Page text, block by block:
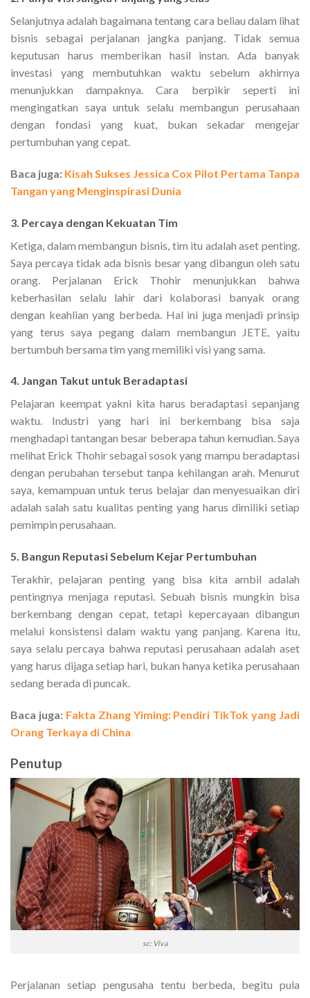
Selanjutnya adalah bagaimana tentang cara beliau dalam lihat
bisnis sebagai perjalanan jangka panjang. Tidak semua
keputusan harus memberikan hasil instan. Ada banyak
investasi yang membutuhkan waktu sebelum akhirnya
menunjukkan dampaknya. Cara berpikir seperti ini
mengingatkan saya untuk selalu membangun perusahaan
dengan fondasi yang kuat, bukan sekadar mengejar
pertumbuhan yang cepat.
Baca juga: Kisah Sukses Jessica Cox Pilot Pertama Tanpa
Tangan yang Menginspirasi Dunia
3. Percaya dengan Kekuatan Tim
Ketiga, dalam membangun bisnis, tim itu adalah aset penting.
Saya percaya tidak ada bisnis besar yang dibangun oleh satu
orang. Perjalanan Erick Thohir menunjukkan bahwa
keberhasilan selalu lahir dari kolaborasi banyak orang
dengan keahlian yang berbeda. Hal ini juga menjadi prinsip
yang terus saya pegang dalam membangun JETE, yaitu
bertumbuh bersama tim yang memiliki visi yang sama.
4. Jangan Takut untuk Beradaptasi
Pelajaran keempat yakni kita harus beradaptasi sepanjang
waktu. Industri yang hari ini berkembang bisa saja
menghadapi tantangan besar beberapa tahun kemudian. Saya
melihat Erick Thohir sebagai sosok yang mampu beradaptasi
dengan perubahan tersebut tanpa kehilangan arah. Menurut
saya, kemampuan untuk terus belajar dan menyesuaikan diri
adalah salah satu kualitas penting yang harus dimiliki setiap
pemimpin perusahaan.
5. Bangun Reputasi Sebelum Kejar Pertumbuhan
Terakhir, pelajaran penting yang bisa kita ambil adalah
pentingnya menjaga reputasi. Sebuah bisnis mungkin bisa
berkembang dengan cepat, tetapi kepercayaan dibangun
melalui konsistensi dalam waktu yang panjang. Karena itu,
saya selalu percaya bahwa reputasi perusahaan adalah aset
yang harus dijaga setiap hari, bukan hanya ketika perusahaan
sedang berada di puncak.
Baca juga: Fakta Zhang Yiming: Pendiri TikTok yang Jadi
Orang Terkaya di China
Penutup
sc: Viva
Perjalanan setiap pengusaha tentu berbeda, begitu pula